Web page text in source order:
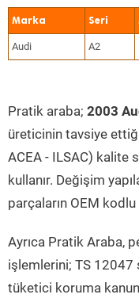
Marka Seri
Audi A2
Pratik araba; 2003
üreticinin tavsiye
ACEA - ILSAC) kalite
kullanır. Değişim
parçaların OEM kodlu
Ayrıca Pratik Araba,
işlemlerini; TS 12047
tüketici koruma